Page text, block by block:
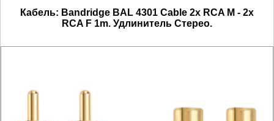
Кабель: Bandridge BAL 4301 Cable 2x RCA M - 2x
RCA F 1m. Удлинитель Стерео.